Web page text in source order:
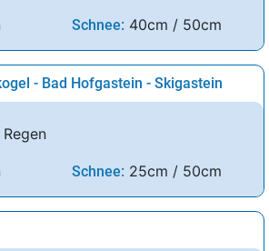
Schnee: 40cm / 50cm
- Bad Hofgastein - Skigastein
Schnee: 25cm / 50cm